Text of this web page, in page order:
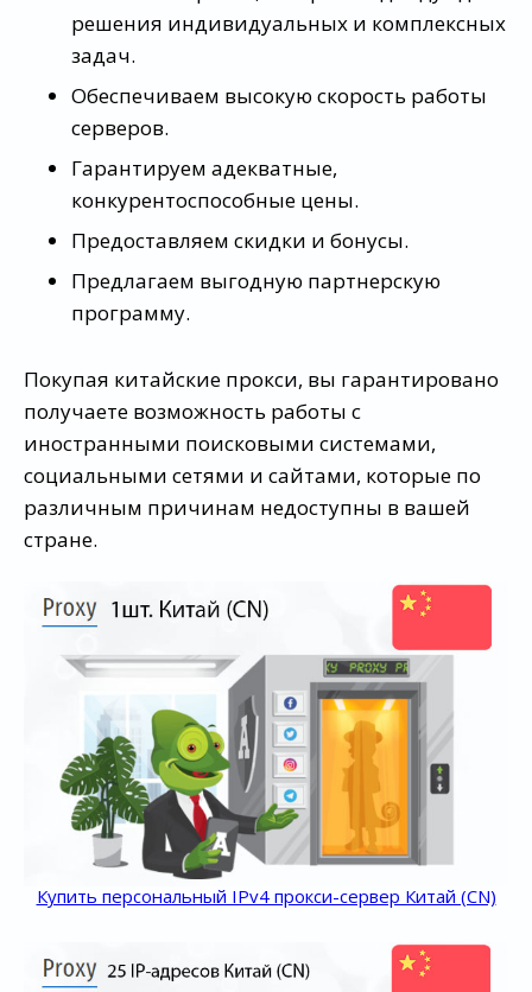
решения индивидуальных и комплексных
задач.
Обеспечиваем высокую скорость работы
серверов.
Гарантируем адекватные,
конкурентоспособные цены.
Предоставляем скидки и бонусы.
Предлагаем выгодную партнерскую
программу.
Покупая китайские прокси, вы гарантировано
получаете возможность работы с
иностранными поисковыми системами,
социальными сетями и сайтами, которые по
различным причинам недоступны в вашей
стране.
Купить персональный IPv4 прокси-сервер Китай (CN)